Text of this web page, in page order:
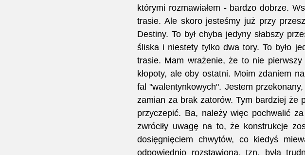
którymi rozmawiałem - bardzo dobrze.
trasie. Ale skoro jesteśmy już przy
Destiny. To był chyba jedyny słabszy
śliska i niestety tylko dwa tory. To było
trasie. Mam wrażenie, że to nie pierwszy
kłopoty, ale oby ostatni. Moim zdaniem
fal "walentynkowych". Jestem
zamian za brak zatorów. Tym bardziej że
przyczepić. Ba, należy więc pochwalić
zwróciły uwagę na to, że konstrukcje
dosięgnięciem chwytów, co kiedyś
odpowiednio rozstawiona, tzn. była